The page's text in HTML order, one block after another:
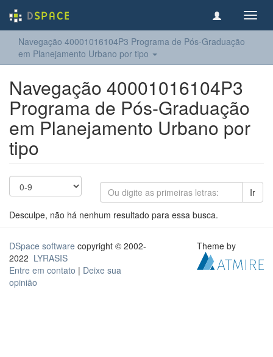
Navegação 40001016104P3 Programa de Pós-Graduação
em Planejamento Urbano por tipo
Navegação 40001016104P3
Programa de Pós-Graduação
em Planejamento Urbano por
tipo
Ir
Desculpe, não há nenhum resultado para essa busca.
DSpace software copyright © 2002-
2022 LYRASIS
Entre em contato | Deixe sua
opinião
Theme by